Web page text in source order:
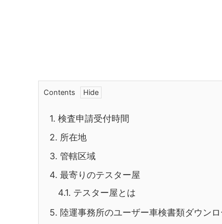
Contents
1. 検査申請受付時間
2. 所在地
3. 管轄区域
4. 最寄りのテスター屋
4.1. テスター屋とは
5. 陸運事務所のユーザー車検書類ダウン